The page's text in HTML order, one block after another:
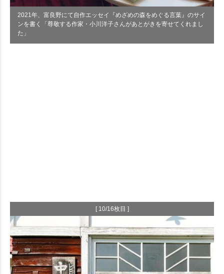
2021年、富良野にて自作エッセイ『めざめの森をめぐる言葉』のサイ
ンを書く「尊敬する作家・小川洋子さんがあとがきを寄せてくれまし
た」
[ 10/16枚目 ]